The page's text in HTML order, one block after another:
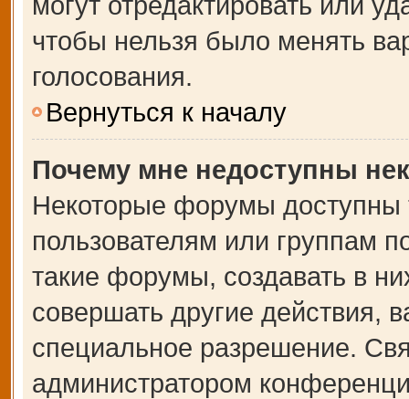
чтобы нельзя было менять
голосования.
Вернуться к началу
Почему мне недоступны
Некоторые форумы доступны
пользователям или группам
такие форумы, создавать в
совершать другие действия,
специальное разрешение.
администратором